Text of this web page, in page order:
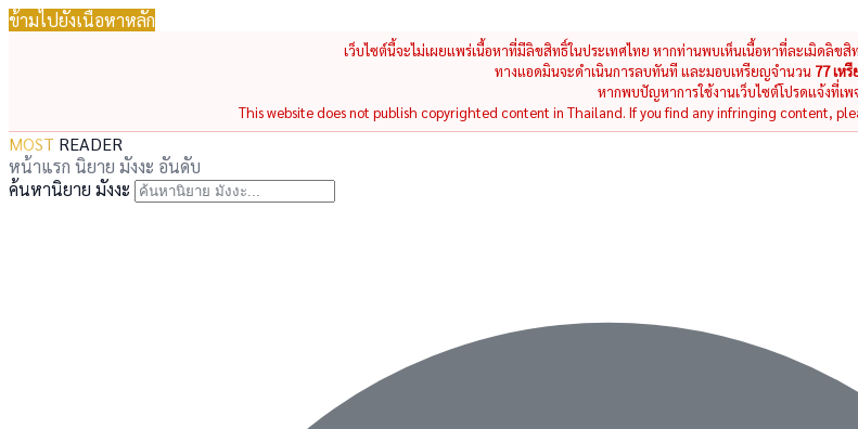
ข้ามไปยังเนื้อหาหลัก
เว็บไซต์นี้จะไม่เผยแพร่เนื้อหาที่มีลิขสิทธิ์ในประเทศไทย หากท่านพบเห็นเนื้อหาที่ละเมิดลิขสิ
ทางแอดมินจะดำเนินการลบทันที และมอบเหรียญจำนวน 77 เห
หากพบปัญหาการใช้งานเว็บไซต์โปรดแจ้งที่เพ
This website does not publish copyrighted content in Thailand. If you find any infringing content,
MOST READER
หน้าแรก นิยาย มังงะ อันดับ
ค้นหานิยาย มังงะ